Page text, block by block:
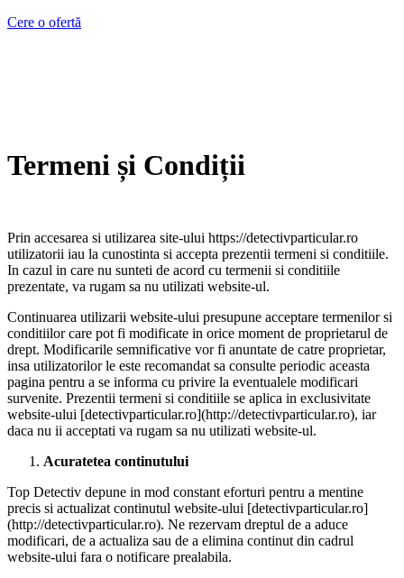
Cere o ofertă
Termeni și Condiții
Prin accesarea si utilizarea site-ului https://detectivparticular.ro
utilizatorii iau la cunostinta si accepta prezentii termeni si conditiile.
In cazul in care nu sunteti de acord cu termenii si conditiile
prezentate, va rugam sa nu utilizati website-ul.
Continuarea utilizarii website-ului presupune acceptare termenilor si
conditiilor care pot fi modificate in orice moment de proprietarul de
drept. Modificarile semnificative vor fi anuntate de catre proprietar,
insa utilizatorilor le este recomandat sa consulte periodic aceasta
pagina pentru a se informa cu privire la eventualele modificari
survenite. Prezentii termeni si conditiile se aplica in exclusivitate
website-ului [detectivparticular.ro](http://detectivparticular.ro), iar
daca nu ii acceptati va rugam sa nu utilizati website-ul.
Acuratetea continutului
Top Detectiv depune in mod constant eforturi pentru a mentine
precis si actualizat continutul website-ului [detectivparticular.ro]
(http://detectivparticular.ro). Ne rezervam dreptul de a aduce
modificari, de a actualiza sau de a elimina continut din cadrul
website-ului fara o notificare prealabila.